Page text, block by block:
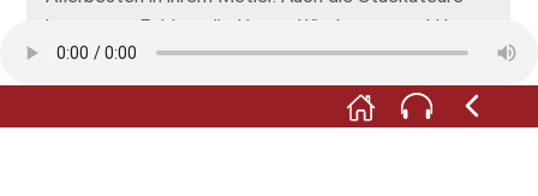
kamen aus Fulda – die Herren Wiedemann und Hoyss.
Schlossgeschichte noch für Überraschungen für Sie